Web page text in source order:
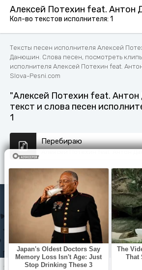
Алексей Потехин feat. Антон
Кол-во текстов исполнителя: 1
Тексты песен исполнителя Алексей
Данюшин. Слова песен, посмотреть
исполнителя Алексей Потехин feat.
Slova-Pesni.com
"Алексей Потехин feat.
текст и слова песен
1
Перебираю
Исполнители
Политика
Читать книги
© slova-pesni.com 2020 - 2026
оброащайтесь на почту